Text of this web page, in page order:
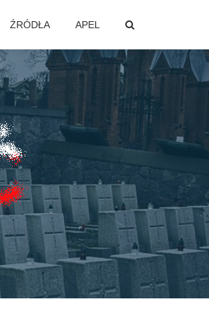
ŹRÓDŁA APEL